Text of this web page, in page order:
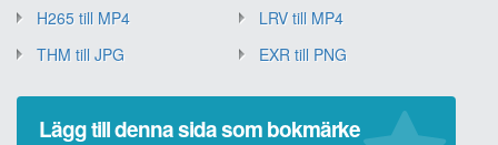
H265 till MP4
LRV till MP4
THM till JPG
EXR till PNG
Lägg till denna sida som bokmärke